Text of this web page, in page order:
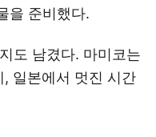
을 준비했다.
도 남겼다. 마미코는
일본에서 멋진 시간